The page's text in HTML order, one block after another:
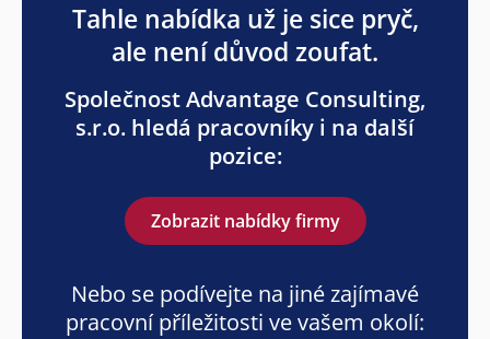
Tahle nabídka už je sice pryč,
ale není důvod zoufat.
Společnost Advantage Consulting,
s.r.o. hledá pracovníky i na další
pozice:
Zobrazit nabídky firmy
Nebo se podívejte na jiné zajímavé
pracovní příležitosti ve vašem okolí: